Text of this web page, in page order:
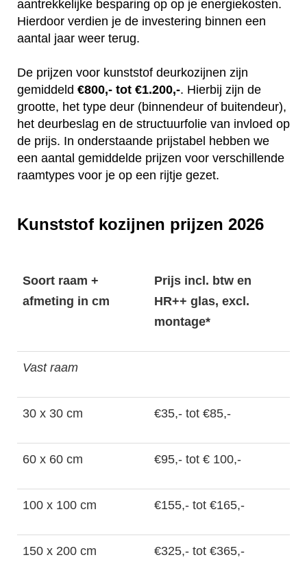
aantrekkelijke besparing op op je energiekosten.
Hierdoor verdien je de investering binnen een
aantal jaar weer terug.
De prijzen voor kunststof deurkozijnen zijn
gemiddeld €800,- tot €1.200,-. Hierbij zijn de
grootte, het type deur (binnendeur of buitendeur),
het deurbeslag en de structuurfolie van invloed op
de prijs. In onderstaande prijstabel hebben we
een aantal gemiddelde prijzen voor verschillende
raamtypes voor je op een rijtje gezet.
Kunststof kozijnen prijzen 2026
Soort raam +
afmeting in cm
Prijs incl. btw en
HR++ glas, excl.
montage*
Vast raam
30 x 30 cm €35,- tot €85,-
60 x 60 cm €95,- tot € 100,-
100 x 100 cm €155,- tot €165,-
150 x 200 cm €325,- tot €365,-